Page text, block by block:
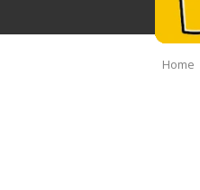
Home